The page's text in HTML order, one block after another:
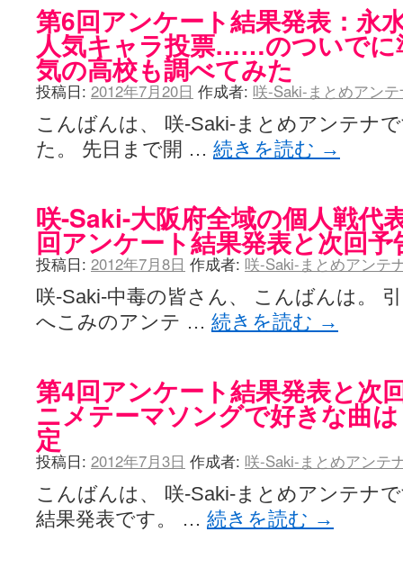
第6回アンケート結果発表：永
人気キャラ投票……のついでに
気の高校も調べてみた
投稿日: 2012年7月20日 作成者: 咲-Saki-まとめアン
こんばんは、 咲-Saki-まとめアンテナ
た。 先日まで開 … 続きを読む →
咲-Saki-大阪府全域の個人戦代
回アンケート結果発表と次回予
投稿日: 2012年7月8日 作成者: 咲-Saki-まとめアンテ
咲-Saki-中毒の皆さん、 こんばんは。
へこみのアンテ … 続きを読む →
第4回アンケート結果発表と次
ニメテーマソングで好きな曲
定
投稿日: 2012年7月3日 作成者: 咲-Saki-まとめアンテ
こんばんは、 咲-Saki-まとめアンテナ
結果発表です。 … 続きを読む →